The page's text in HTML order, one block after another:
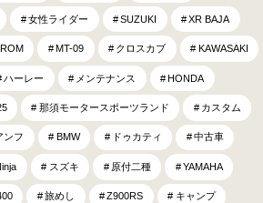
女性ライダー SUZUKI XR BAJA
ROM MT-09 クロスカブ KAWASAKI
ハーレー メンテナンス HONDA
那須モータースポーツランド カスタム
ンフ BMW ドゥカティ 中古車
スズキ 原付二種 YAMAHA
旅めし Z900RS キャンプ